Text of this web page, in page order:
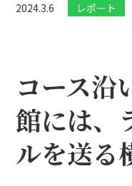
2024.3.6 レポート
コース沿
館には、
ルを送る